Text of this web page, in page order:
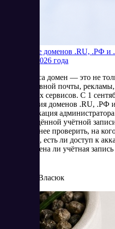
Продление доменов .RU, .РФ и
сентября 2026 года
Для бизнеса домен — это не
корпоративной почты,
клиентских сервисов. С 1
и продления доменов .RU, .РФ
идентификация
подтверждённой учётной
стоит заранее проверить, на
ли данные, есть ли доступ к
подготовлена ли учётная
Елена Власюк